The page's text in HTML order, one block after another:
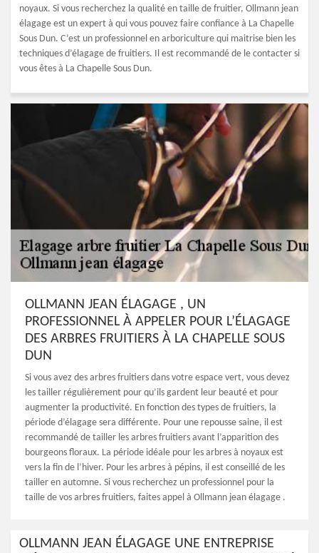
noyaux. Si vous recherchez la qualité en taille de fruitier, Ollmann jean
élagage est un expert à qui vous pouvez faire confiance à La Chapelle
Sous Dun. C’est un professionnel en arboriculture qui maitrise bien les
techniques d’élagage de fruitiers. Il est recommandé de le contacter si
vous êtes à La Chapelle Sous Dun.
OLLMANN JEAN ÉLAGAGE , UN
PROFESSIONNEL À APPELER POUR L’ÉLAGAGE
DES ARBRES FRUITIERS À LA CHAPELLE SOUS
DUN
Si vous avez des arbres fruitiers dans votre espace vert, vous devez
les tailler régulièrement pour qu’ils gardent leur beauté et pour
augmenter la productivité. En fonction des types de fruitiers, la
période d’élagage sera différente. Pour une repousse saine, il est
recommandé de tailler les arbres fruitiers avant l’apparition des
bourgeons floraux. La période idéale pour les arbres à noyaux est
vers la fin de l’hiver. Pour les arbres à pépins, il est conseillé de les
tailler en automne. Si vous recherchez un professionnel pour la
taille de vos arbres fruitiers, faites appel à Ollmann jean élagage .
OLLMANN JEAN ÉLAGAGE UNE ENTREPRISE